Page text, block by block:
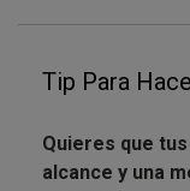
Tip Para
Quieres que
alcance y una